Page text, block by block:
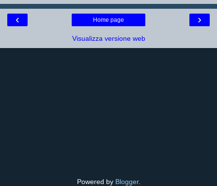
‹ ›
Home page
Visualizza versione web
Powered by Blogger.